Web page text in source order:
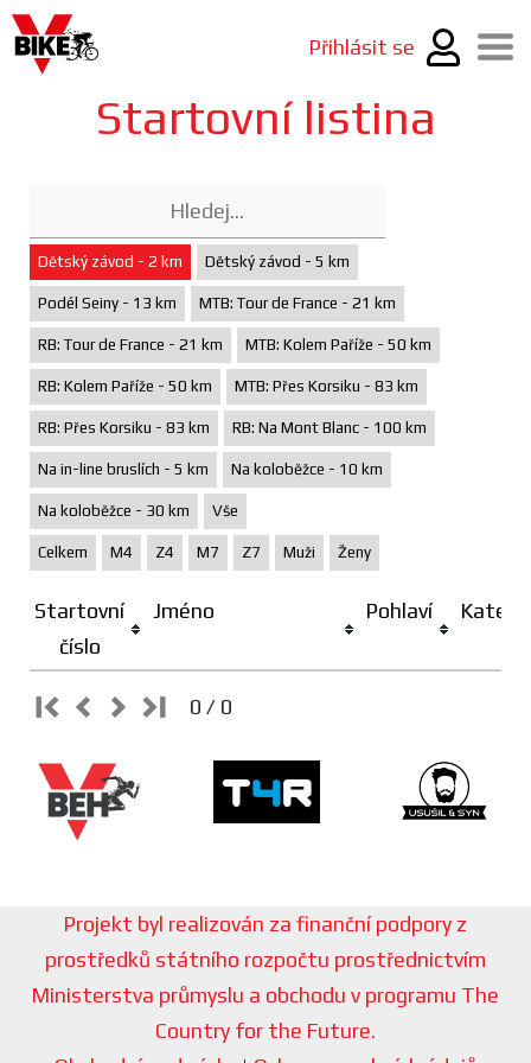
Přihlásit se
Startovní listina
Dětský závod - 2 km Dětský závod - 5 km
Podél Seiny - 13 km MTB: Tour de France - 21 km
RB: Tour de France - 21 km MTB: Kolem Paříže - 50 km
RB: Kolem Paříže - 50 km MTB: Přes Korsiku - 83 km
RB: Přes Korsiku - 83 km RB: Na Mont Blanc - 100 km
Na in-line bruslích - 5 km Na koloběžce - 10 km
Na koloběžce - 30 km Vše
Celkem M4 Z4 M7 Z7 Muži Ženy
Startovní
číslo
Jméno Pohlaví
0 / 0
Projekt byl realizován za finanční podpory z
prostředků státního rozpočtu prostřednictvím
Ministerstva průmyslu a obchodu v programu The
Country for the Future.